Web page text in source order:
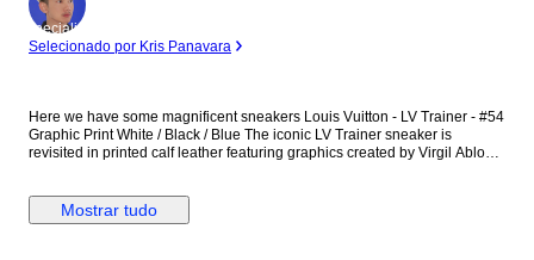
Especialista
Selecionado por Kris Panavara
Here we have some magnificent sneakers Louis Vuitton - LV Trainer - #54
Graphic Print White / Black / Blue The iconic LV Trainer sneaker is
revisited in printed calf leather featuring graphics created by Virgil Abloh
https://legitapp.com/cert/8484249059364055 Includes Original box
Shipped Carefully Any Taxes/Customs duties are at the buyer's expense
Mostrar tudo